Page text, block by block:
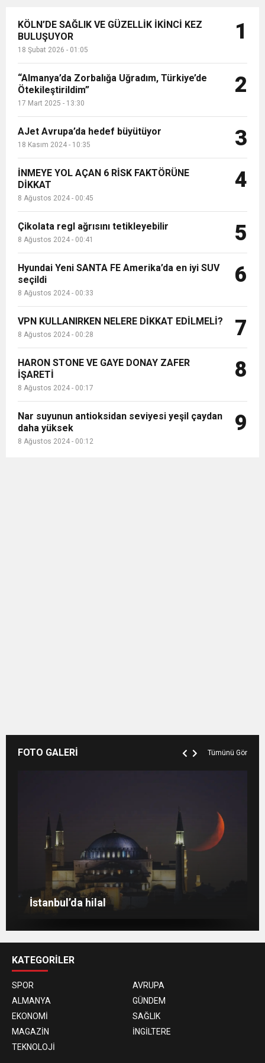
KÖLN’DE SAĞLIK VE GÜZELLİK İKİNCİ KEZ
BULUŞUYOR
18 Şubat 2026 - 01:05
1
“Almanya’da Zorbalığa Uğradım, Türkiye’de
Ötekileştirildim”
17 Mart 2025 - 13:30
2
AJet Avrupa’da hedef büyütüyor
18 Kasım 2024 - 10:35 3
İNMEYE YOL AÇAN 6 RİSK FAKTÖRÜNE
DİKKAT
8 Ağustos 2024 - 00:45
4
Çikolata regl ağrısını tetikleyebilir
8 Ağustos 2024 - 00:41 5
Hyundai Yeni SANTA FE Amerika’da en iyi SUV
seçildi
8 Ağustos 2024 - 00:33
6
VPN KULLANIRKEN NELERE DİKKAT EDİLMELİ?
8 Ağustos 2024 - 00:28 7
HARON STONE VE GAYE DONAY ZAFER
İŞARETİ
8 Ağustos 2024 - 00:17
8
Nar suyunun antioksidan seviyesi yeşil çaydan
daha yüksek
8 Ağustos 2024 - 00:12
9
FOTO GALERİ Tümünü Gör
Venedik eski günlerini arıyor
İstanbul’da hilal
Berlin’de 8 Mart Dünya Kadınlar Günü
gösterisi
KATEGORİLER
SPOR
AVRUPA
ALMANYA
GÜNDEM
EKONOMİ
SAĞLIK
MAGAZİN
İNGİLTERE
TEKNOLOJİ